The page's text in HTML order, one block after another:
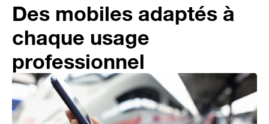
Des mobiles adaptés à
chaque usage
professionnel